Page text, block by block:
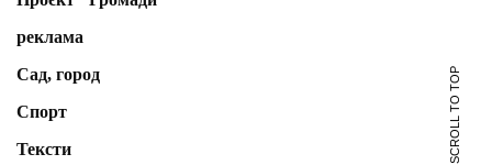
реклама
Сад, город
Спорт
Тексти
SCROLL TO TOP